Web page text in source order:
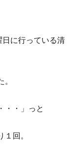
に行っている清
・・」っと
回。